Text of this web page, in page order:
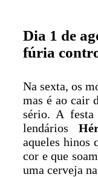
Dia 1 de
fúria
Na sexta, os
mas é ao cair
sério. A
lendários
aqueles hinos
cor e que
uma cerveja